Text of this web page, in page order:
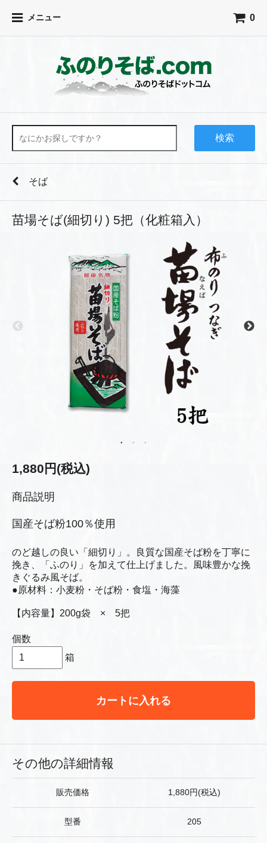
メニュー 0
検索
そば
苗場そば(細切り) 5把（化粧箱入）
1,880円(税込)
商品説明
国産そば粉100％使用
のど越しの良い「細切り」。良質な国産そば粉を丁寧に
挽き、「ふのり」を加えて仕上げました。風味豊かな挽
きぐるみ風そば。
●原材料：小麦粉・そば粉・食塩・海藻
【内容量】200g袋 × 5把
個数
箱
カートに入れる
その他の詳細情報
販売価格 1,880円(税込)
型番 205